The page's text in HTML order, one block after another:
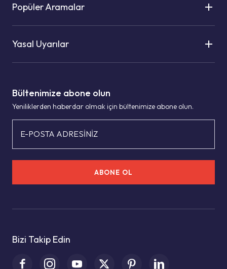
Bültenimize abone olun
Yeniliklerden haberdar olmak için bültenimize abone olun.
E-POSTA ADRESİNİZ
ABONE OL
Bizi Takip Edin
Popüler Aramalar
Yasal Uyarılar